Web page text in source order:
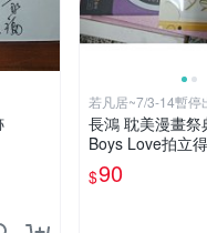
若凡居~7/3-14暫停
長鴻 耽美漫畫祭典 男孩的愛
Boys Love拍立
卡 第二彈 不良的津田同學和
輔導老師.增田關
$90